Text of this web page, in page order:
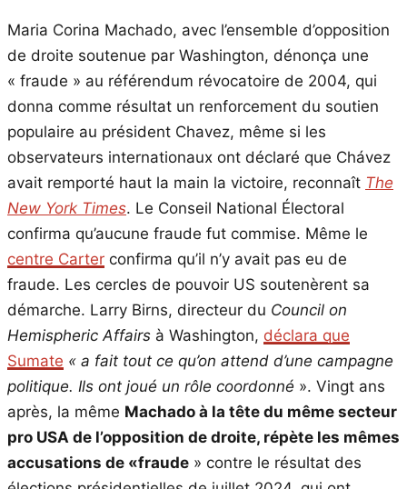
Maria Corina Machado, avec l’ensemble d’opposition
de droite soutenue par Washington, dénonça une
« fraude » au référendum révocatoire de 2004, qui
donna comme résultat un renforcement du soutien
populaire au président Chavez, même si les
observateurs internationaux ont déclaré que Chávez
avait remporté haut la main la victoire, reconnaît The
New York Times. Le Conseil National Électoral
confirma qu’aucune fraude fut commise. Même le
centre Carter confirma qu’il n’y avait pas eu de
fraude. Les cercles de pouvoir US soutenèrent sa
démarche. Larry Birns, directeur du Council on
Hemispheric Affairs à Washington, déclara que
Sumate « a fait tout ce qu’on attend d’une campagne
politique. Ils ont joué un rôle coordonné ». Vingt ans
après, la même Machado à la tête du même secteur
pro USA de l’opposition de droite, répète les mêmes
accusations de «fraude » contre le résultat des